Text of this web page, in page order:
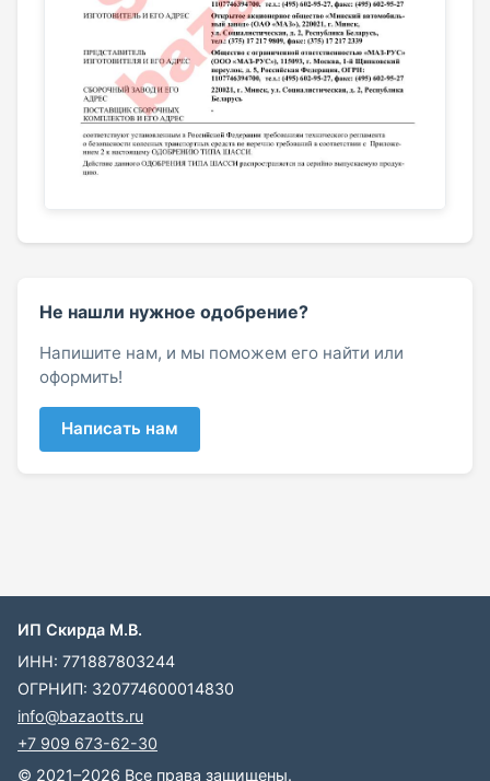
Не нашли нужное одобрение?
Напишите нам, и мы поможем его найти или
оформить!
Написать нам
ИП Скирда М.В.
ИНН: 771887803244
ОГРНИП: 320774600014830
info@bazaotts.ru
+7 909 673-62-30
© 2021–2026 Все права защищены.